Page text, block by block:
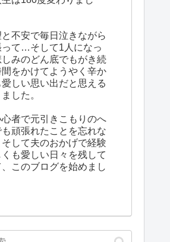
不安で毎日泣きながら
って…そして1人になっ
みのどん底でもがき続
をかけてようやく辛か
しい思い出だと思える
した。
者で元引きこもりのへ
頑張れたことを忘れな
して夫のおかげで経験
も愛しい日々を残して
このブログを始めまし